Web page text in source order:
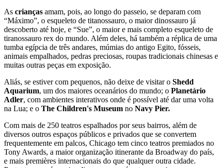
As crianças amam, pois, ao longo do passeio, se deparam com
“Máximo”, o esqueleto de titanossauro, o maior dinossauro já
descoberto até hoje, e “Sue”, o maior e mais completo esqueleto de
tiranossauro rex do mundo. Além deles, há também a réplica de uma
tumba egípcia de três andares, múmias do antigo Egito, fósseis,
animais empalhados, pedras preciosas, roupas tradicionais chinesas e
muitas outras peças em exposição.
Aliás, se estiver com pequenos, não deixe de visitar o Shedd
Aquarium, um dos maiores oceanários do mundo; o Planetário
Adler, com ambientes interativos onde é possível até dar uma volta
na Lua; e o The Children's Museum no Navy Pier.
Com mais de 250 teatros espalhados por seus bairros, além de
diversos outros espaços públicos e privados que se convertem
frequentemente em palcos, Chicago tem cinco teatros premiados no
Tony Awards, a maior organização itinerante da Broadway do país,
e mais premières internacionais do que qualquer outra cidade.